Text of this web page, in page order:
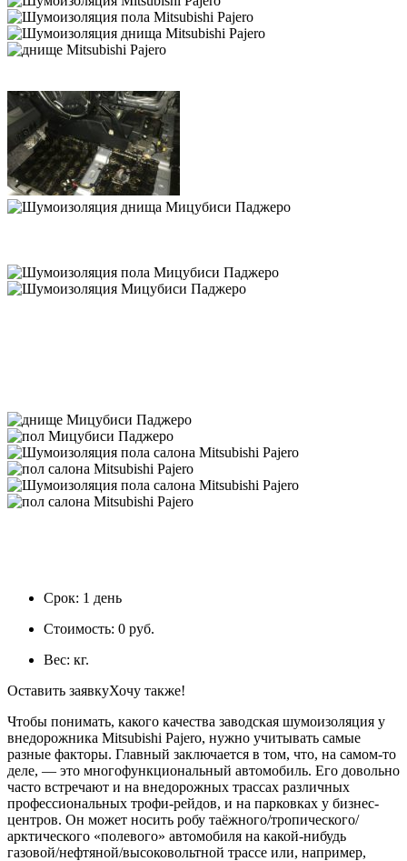
Срок: 1 день
Стоимость: 0 руб.
Вес: кг.
Оставить заявкуХочу также!
Чтобы понимать, какого качества заводская шумоизоляция у
внедорожника Mitsubishi Pajero, нужно учитывать самые
разные факторы. Главный заключается в том, что, на самом-то
деле, — это многофункциональный автомобиль. Его довольно
часто встречают и на внедорожных трассах различных
профессиональных трофи-рейдов, и на парковках у бизнес-
центров. Он может носить робу таёжного/тропического/
арктического «полевого» автомобиля на какой-нибудь
газовой/нефтяной/высоковольтной трассе или, например,